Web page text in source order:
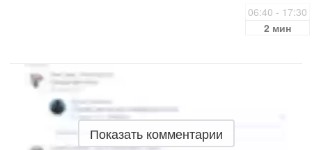
06:40 - 17:30
2 мин
Показать комментарии